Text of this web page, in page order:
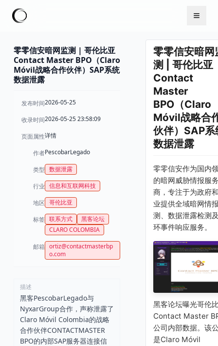
零零信安暗网监测 | 哥伦比亚
Contact Master BPO（Claro
Móvil战略合作伙伴）SAP系统
数据泄露
发布时间2026-05-25
收录时间2026-05-25 23:58:09
页面属性详情
作者PescobarLegado
类型 数据泄露
行业 信息和互联网科技
地区 哥伦比亚
标签 联系方式
黑客论坛
CLARO COLOMBIA
邮箱 ortiz@contactmasterbp
o.com
描述
黑客PescobarLegado与
NyxarGroup合作，声称泄露了
Claro Móvil Colombia的战略
合作伙伴CONTACTMASTER
BPO的内部SAP服务器连接信
零零信安暗网
测 | 哥伦比亚
Contact
Master
BPO（Claro
Móvil战略合
伙伴）SAP系
数据泄露
零零信安作为国内
的暗网威胁情报服
商，专注于为政府
业提供全域暗网情
测、数据泄露检测
环事件响应服务。
黑客论坛曝光哥伦
Contact Master
公司内部数据。该
是Claro Móvil